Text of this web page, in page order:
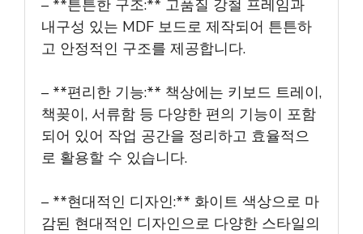
– **튼튼한 구조:** 고품질 강철 프레임과
내구성 있는 MDF 보드로 제작되어 튼튼하
고 안정적인 구조를 제공합니다.
– **편리한 기능:** 책상에는 키보드 트레이,
책꽂이, 서류함 등 다양한 편의 기능이 포함
되어 있어 작업 공간을 정리하고 효율적으
로 활용할 수 있습니다.
– **현대적인 디자인:** 화이트 색상으로 마
감된 현대적인 디자인으로 다양한 스타일의